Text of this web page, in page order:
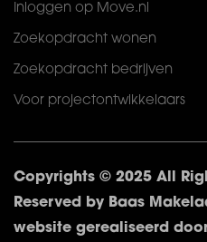
Inloggen op Move.nl
Zoekopdracht wonen
Zoekopdracht bedrijven
Voor projectontwikkelaars
Copyrights © 2025 All
Reserved by Baas
website gerealiseerd